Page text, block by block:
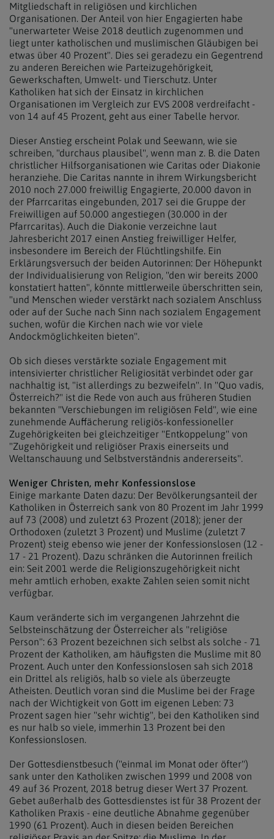
Mitgliedschaft in religiösen und kirchlichen
Organisationen. Der Anteil von hier Engagierten habe
"unerwarteter Weise 2018 deutlich zugenommen und
liegt unter katholischen und muslimischen Gläubigen bei
etwas über 40 Prozent". Dies sei geradezu ein Gegentrend
zu anderen Bereichen wie Parteizugehörigkeit,
Gewerkschaften, Umwelt- und Tierschutz. Unter
Katholiken hat sich der Einsatz in kirchlichen
Organisationen im Vergleich zur EVS 2008 verdreifacht -
von 14 auf 45 Prozent, geht aus einer Tabelle hervor.
Dieser Anstieg erscheint Polak und Seewann, wie sie
schreiben, "durchaus plausibel", wenn man z. B. die Daten
christlicher Hilfsorganisationen wie Caritas oder Diakonie
heranziehe. Die Caritas nannte in ihrem Wirkungsbericht
2010 noch 27.000 freiwillig Engagierte, 20.000 davon in
der Pfarrcaritas eingebunden, 2017 sei die Gruppe der
Freiwilligen auf 50.000 angestiegen (30.000 in der
Pfarrcaritas). Auch die Diakonie verzeichne laut
Jahresbericht 2017 einen Anstieg freiwilliger Helfer,
insbesondere im Bereich der Flüchtlingshilfe. Ein
Erklärungsversuch der beiden Autorinnen: Der Höhepunkt
der Individualisierung von Religion, "den wir bereits 2000
konstatiert hatten", könnte mittlerweile überschritten sein,
"und Menschen wieder verstärkt nach sozialem Anschluss
oder auf der Suche nach Sinn nach sozialem Engagement
suchen, wofür die Kirchen nach wie vor viele
Andockmöglichkeiten bieten".
Ob sich dieses verstärkte soziale Engagement mit
intensivierter christlicher Religiosität verbindet oder gar
nachhaltig ist, "ist allerdings zu bezweifeln". In "Quo vadis,
Österreich?" ist die Rede von auch aus früheren Studien
bekannten "Verschiebungen im religiösen Feld", wie eine
zunehmende Auffächerung religiös-konfessioneller
Zugehörigkeiten bei gleichzeitiger "Entkoppelung" von
"Zugehörigkeit und religiöser Praxis einerseits und
Weltanschauung und Selbstverständnis andererseits".
Weniger Christen, mehr Konfessionslose
Einige markante Daten dazu: Der Bevölkerungsanteil der
Katholiken in Österreich sank von 80 Prozent im Jahr 1999
auf 73 (2008) und zuletzt 63 Prozent (2018); jener der
Orthodoxen (zuletzt 3 Prozent) und Muslime (zuletzt 7
Prozent) steig ebenso wie jener der Konfessionslosen (12 -
17 - 21 Prozent). Dazu schränken die Autorinnen freilich
ein: Seit 2001 werde die Religionszugehörigkeit nicht
mehr amtlich erhoben, exakte Zahlen seien somit nicht
verfügbar.
Kaum veränderte sich im vergangenen Jahrzehnt die
Selbsteinschätzung der Österreicher als "religiöse
Person": 63 Prozent bezeichnen sich selbst als solche - 71
Prozent der Katholiken, am häufigsten die Muslime mit 80
Prozent. Auch unter den Konfessionslosen sah sich 2018
ein Drittel als religiös, halb so viele als überzeugte
Atheisten. Deutlich voran sind die Muslime bei der Frage
nach der Wichtigkeit von Gott im eigenen Leben: 73
Prozent sagen hier "sehr wichtig", bei den Katholiken sind
es nur halb so viele, immerhin 13 Prozent bei den
Konfessionslosen.
Der Gottesdienstbesuch ("einmal im Monat oder öfter")
sank unter den Katholiken zwischen 1999 und 2008 von
49 auf 36 Prozent, 2018 betrug dieser Wert 37 Prozent.
Gebet außerhalb des Gottesdienstes ist für 38 Prozent der
Katholiken Praxis - eine deutliche Abnahme gegenüber
1990 (61 Prozent). Auch in diesen beiden Bereichen